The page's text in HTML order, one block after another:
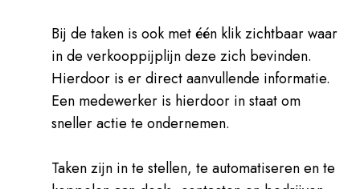
Bij de taken is ook met één klik zichtbaar waar
in de verkooppijplijn deze zich bevinden.
Hierdoor is er direct aanvullende informatie.
Een medewerker is hierdoor in staat om
sneller actie te ondernemen.
Taken zijn in te stellen, te automatiseren en te